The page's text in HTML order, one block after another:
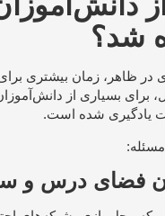
شد؟
ظاهر، زمان بیشتری برای
برای بسیاری از
یادگیری شده است.